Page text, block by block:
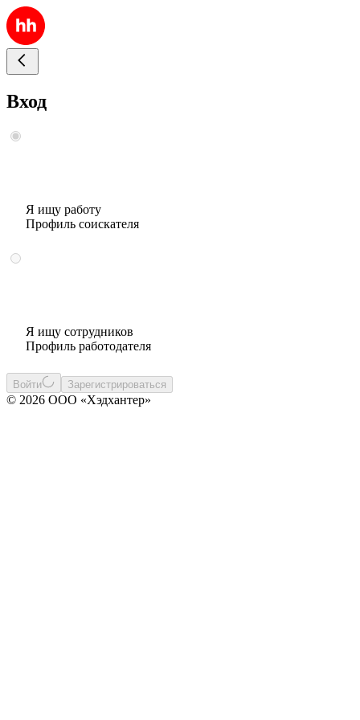
Вход
Я ищу работу
Профиль соискателя
Я ищу сотрудников
Профиль работодателя
Войти Зарегистрироваться
© 2026 ООО «Хэдхантер»